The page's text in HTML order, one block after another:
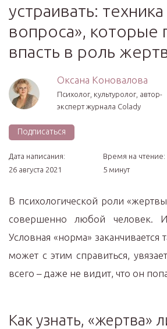
устраивать: техника
вопроса», которые
впасть в роль
Оксана Коновалова
Психолог, культуролог, автор-
эксперт журнала Colady
Подписаться
Дата написания:
26 августа 2021
Время на чтение:
5 минут
В психологической роли
совершенно любой человек.
Условная «норма» заканчивается
может с этим справиться,
всего – даже не видит, что он
Как узнать, «жертва»